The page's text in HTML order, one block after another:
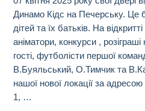
Динамо Кідс на Печерську. Це
дітей та їх батьків. На
аніматори, конкурси , розіграші
гості, футболісти першої
В.Буяльський, О.Тимчик та
нашої нової локації за
1, …